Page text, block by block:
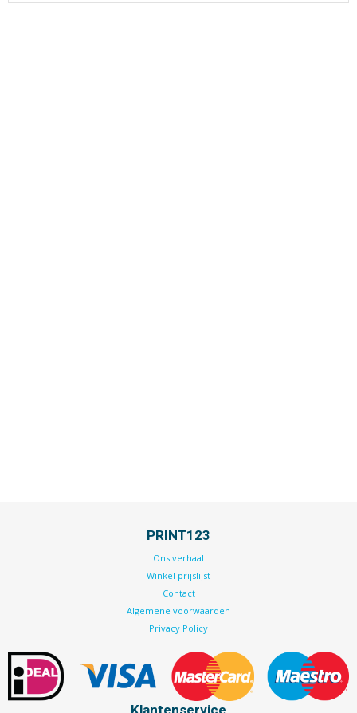
PRINT123
Ons verhaal
Winkel prijslijst
Contact
Algemene voorwaarden
Privacy Policy